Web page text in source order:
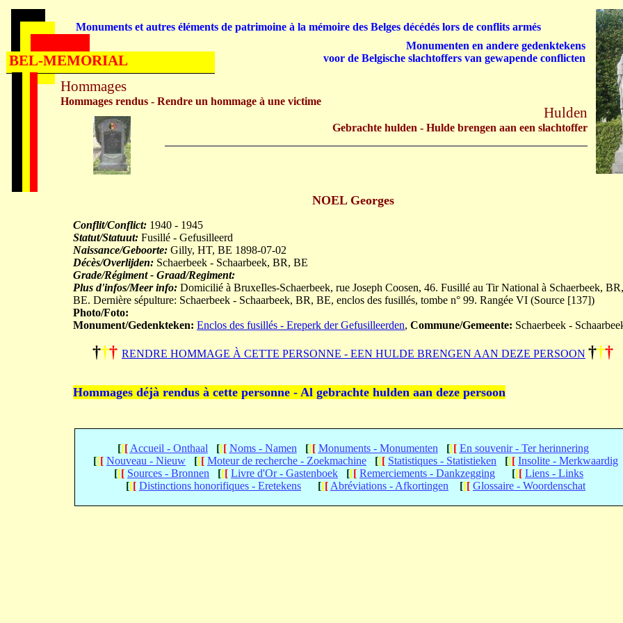
NOEL Georges
Conflit/Conflict: 1940 - 1945
Statut/Statuut: Fusillé - Gefusilleerd
Naissance/Geboorte: Gilly, HT, BE 1898-07-02
Décès/Overlijden: Schaerbeek - Schaarbeek, BR, BE
Grade/Régiment - Graad/Regiment:
Plus d'infos/Meer info: Domicilié à BruxeIles-Schaerbeek, rue Joseph Coosen, 46. Fusillé au Tir National à Schaerbeek, BR,
BE. Dernière sépulture: Schaerbeek - Schaarbeek, BR, BE, enclos des fusillés, tombe n° 99. Rangée VI (Source [137])
Photo/Foto:
Monument/Gedenkteken: Enclos des fusillés - Ereperk der Gefusilleerden, Commune/Gemeente: Schaerbeek -
††† RENDRE HOMMAGE À CETTE PERSONNE - EEN HULDE BRENGEN AAN DEZE PERSOON †††
Hommages déjà rendus à cette personne - Al gebrachte hulden aan deze persoon
[[[ Accueil - Onthaal [[[ Noms - Namen [[[ Monuments - Monumenten [[[ En souvenir - Ter herinnering
[[[ Nouveau - Nieuw [[[ Moteur de recherche - Zoekmachine [[[ Statistiques - Statistieken [[[ Insolite - Merkwaardig
[[[ Sources - Bronnen [[[ Livre d'Or - Gastenboek [[[ Remerciements - Dankzegging [[[ Liens - Links
[[[ Distinctions honorifiques - Eretekens [[[ Abréviations - Afkortingen [[[ Glossaire - Woordenschat
Hommages
Hommages rendus - Rendre un hommage à une victime
Hulden
Gebrachte hulden - Hulde brengen aan een slachtoffer
Monuments et autres éléments de patrimoine à la mémoire des Belges décédés lors de conflits armés
Monumenten en andere gedenktekens
voor de Belgische slachtoffers van gewapende conflicten
BEL-MEMORIAL